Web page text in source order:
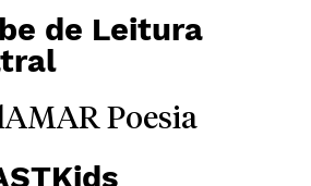
de Leitura
Poesia